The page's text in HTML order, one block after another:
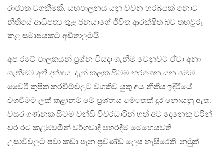
රාජ්‍යක වගකීමකි. යහපාලනය යනු වචන හරබයක් නොව
නීතියේ ආධිපත්‍ය තුළ ජනයාගේ ජීවිත ආරක්ෂිත බව තහවුරු
කළ සමාජයකට අඩිතාලමයි.
අප රටේ පාලකයන් ප්‍රශ්න විසදා ගැනීම වෙනුවට ඒවා අනා
ගැනීමට අති දක්ෂය. දැන් කලක සිටම කරගෙන යන මෙම
වෛරී කුපිත කරවීම්වලට වගකිව යුතු අය නීතිය ඉදිරියේ
වගවීමට ලක් කළානම් මේ ප්‍රශ්නය මෙතෙක් දුර නොයනු ඇත.
වසර ගණනක සිටම චන්ඩි චීවරධාරීන් හත් අට දෙනෙකු වරින්
වර රට කළඹවමින් වර්ගවාදී පහරදීම් මෙහෙයවති.
උසාවිවලට පවා කඩා පැන ප්‍රචණ්ඩ ලෙස හැසිරෙති. නමුත්